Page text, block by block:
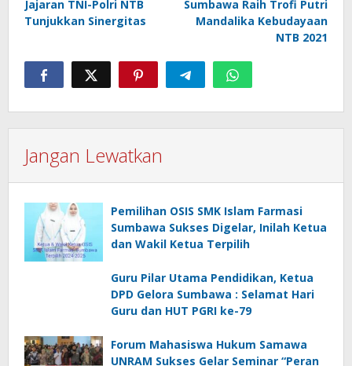
Jajaran TNI-Polri NTB
Tunjukkan Sinergitas
Sumbawa Raih Trofi Putri
Mandalika Kebudayaan
NTB 2021
Jangan Lewatkan
Pemilihan OSIS SMK Islam Farmasi
Sumbawa Sukses Digelar, Inilah Ketua
dan Wakil Ketua Terpilih
Guru Pilar Utama Pendidikan, Ketua
DPD Gelora Sumbawa : Selamat Hari
Guru dan HUT PGRI ke-79
Forum Mahasiswa Hukum Samawa
UNRAM Sukses Gelar Seminar “Peran